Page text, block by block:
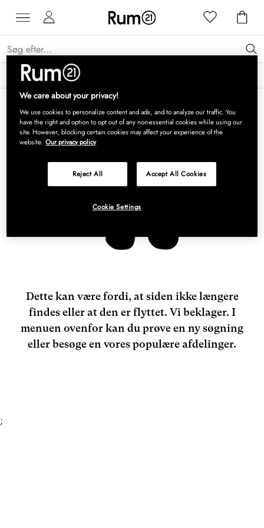
Få 15 % på Grythyttan Stålmöbler* →
Dette kan være fordi, at siden ikke længere
findes eller at den er flyttet. Vi beklager. I
menuen ovenfor kan du prøve en ny søgning
eller besøge en vores populære afdelinger.
;
We care about your privacy!
We use cookies to personalize content and ads, and to analyze our traffic. You
have the right and option to opt out of any non-essential cookies while using our
site. However, blocking certain cookies may affect your experience of the
website. Our privacy policy
Reject All Accept All Cookies
Cookie Settings